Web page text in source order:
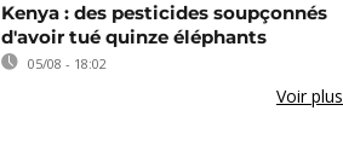
Kenya : des pesticides soupçonnés
d'avoir tué quinze éléphants
05/08 - 18:02
Voir plus